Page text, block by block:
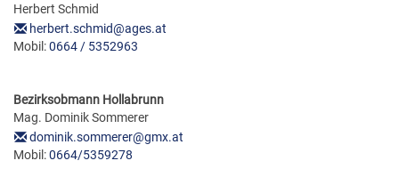
Herbert Schmid
herbert.schmid@ages.at
Mobil:0664 / 5352963
Bezirksobmann Hollabrunn
Mag. Dominik Sommerer
dominik.sommerer@gmx.at
Mobil:0664/5359278